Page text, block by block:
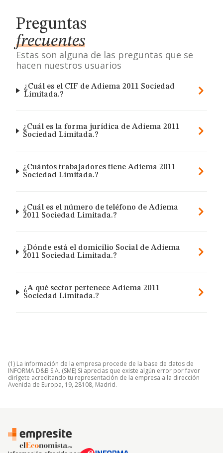
Preguntas
frecuentes
Estas son alguna de las preguntas que se
hacen nuestros usuarios
¿Cuál es el CIF de Adiema 2011 Sociedad
Limitada.?
¿Cuál es la forma jurídica de Adiema 2011
Sociedad Limitada.?
¿Cuántos trabajadores tiene Adiema 2011
Sociedad Limitada.?
¿Cuál es el número de teléfono de Adiema
2011 Sociedad Limitada.?
¿Dónde está el domicilio Social de Adiema
2011 Sociedad Limitada.?
¿A qué sector pertenece Adiema 2011
Sociedad Limitada.?
(1) La información de la empresa procede de la base de datos de
INFORMA D&B S.A. (SME) Si aprecias que existe algún error por favor
dirígete acreditando tu representación de la empresa a la dirección
Avenida de Europa, 19, 28108, Madrid.